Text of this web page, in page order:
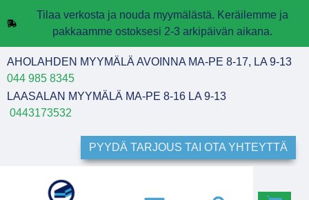
Tilaa verkosta ja nouda myymälästä. Keräilemme ja
pakkaamme ostoksesi 2-3 arkipäivän aikana.
AHOLAHDEN MYYMÄLÄ AVOINNA MA-PE 8-17, LA 9-13
044 985 8345
LAASALAN MYYMÄLÄ MA-PE 8-16 LA 9-13
0443173532
PYYDÄ TARJOUS TAI OTA YHTEYTTÄ